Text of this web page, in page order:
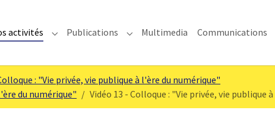
for "IMODEV"
activités Submenu for "Nos activités"
Publications Submenu for "Publications"
Multimedia Communications
: "Vie privée, vie publique à l'ère du numérique"
du numérique"
Vidéo 13 - Colloque : "Vie privée, vie publique